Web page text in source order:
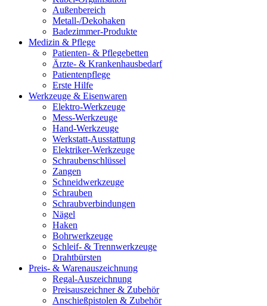
Außenbereich
Metall-/Dekohaken
Badezimmer-Produkte
Medizin & Pflege
Patienten- & Pflegebetten
Ärzte- & Krankenhausbedarf
Patientenpflege
Erste Hilfe
Werkzeuge & Eisenwaren
Elektro-Werkzeuge
Mess-Werkzeuge
Hand-Werkzeuge
Werkstatt-Ausstattung
Elektriker-Werkzeuge
Schraubenschlüssel
Zangen
Schneidwerkzeuge
Schrauben
Schraubverbindungen
Nägel
Haken
Bohrwerkzeuge
Schleif- & Trennwerkzeuge
Drahtbürsten
Preis- & Warenauszeichnung
Regal-Auszeichnung
Preisauszeichner & Zubehör
Anschießpistolen & Zubehör